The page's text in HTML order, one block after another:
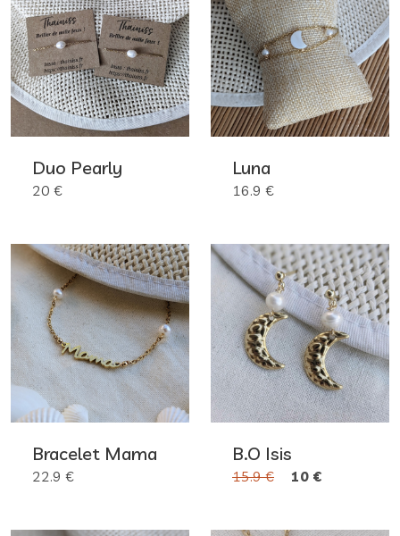
Duo Pearly
20 €
Luna
16.9 €
Bracelet Mama
22.9 €
B.O Isis
15.9 € 10 €